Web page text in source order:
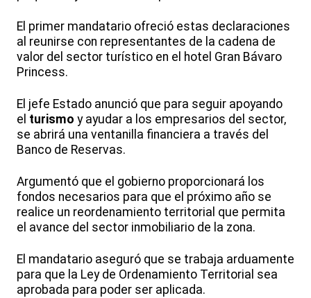
El primer mandatario ofreció estas declaraciones
al reunirse con representantes de la cadena de
valor del sector turístico en el hotel Gran Bávaro
Princess.
El jefe Estado anunció que para seguir apoyando
el turismo y ayudar a los empresarios del sector,
se abrirá una ventanilla financiera a través del
Banco de Reservas.
Argumentó que el gobierno proporcionará los
fondos necesarios para que el próximo año se
realice un reordenamiento territorial que permita
el avance del sector inmobiliario de la zona.
El mandatario aseguró que se trabaja arduamente
para que la Ley de Ordenamiento Territorial sea
aprobada para poder ser aplicada.